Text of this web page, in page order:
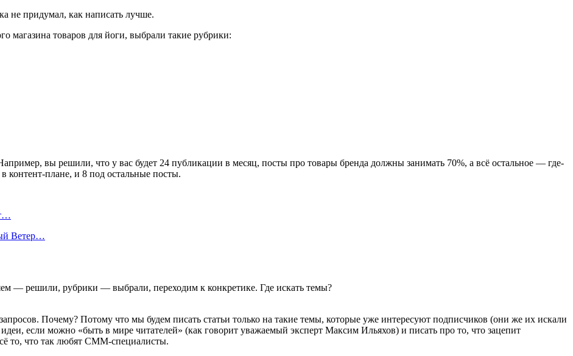
не придумал, как написать лучше.
магазина товаров для йоги, выбрали такие рубрики:
вы решили, что у вас будет 24 публикации в месяц, посты про товары бренда должны занимать 70%, а всё остальное — где-
контент-плане, и 8 под остальные посты.
Ветер…
— решили, рубрики — выбрали, переходим к конкретике. Где искать темы?
Почему? Потому что мы будем писать статьи только на такие темы, которые уже интересуют подписчиков (они же их искали
если можно «быть в мире читателей» (как говорит уважаемый эксперт Максим Ильяхов) и писать про то, что зацепит
то, что так любят СММ-специалисты.